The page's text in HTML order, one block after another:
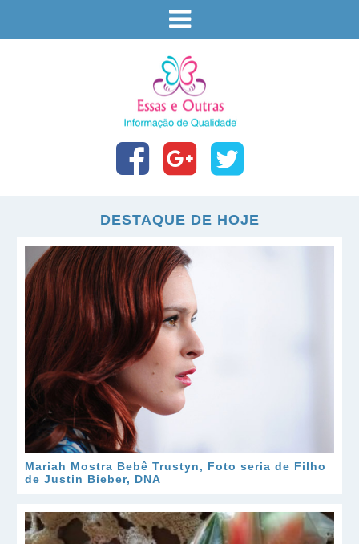
DESTAQUE DE HOJE
Mariah Mostra Bebê Trustyn, Foto seria de Filho
de Justin Bieber, DNA